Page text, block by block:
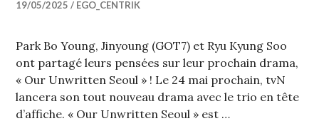
19/05/2025 EGO_CENTRIK
Park Bo Young, Jinyoung (GOT7) et Ryu Kyung Soo
ont partagé leurs pensées sur leur prochain drama,
« Our Unwritten Seoul » ! Le 24 mai prochain, tvN
lancera son tout nouveau drama avec le trio en tête
d’affiche. « Our Unwritten Seoul » est …